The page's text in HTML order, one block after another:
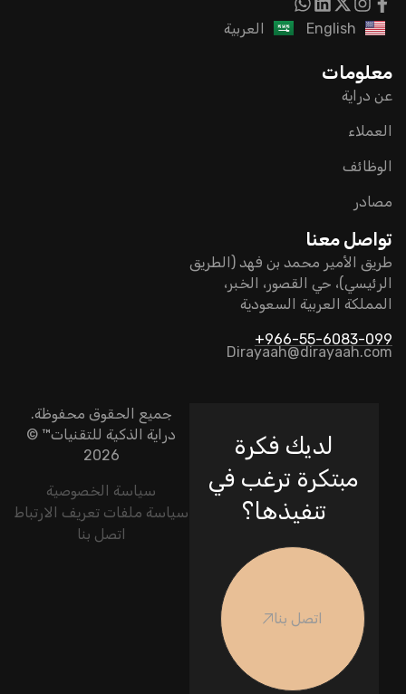
English العربية
معلومات
عن دراية
العملاء
الوظائف
مصادر
تواصل معنا
طريق الأمير محمد بن فهد (الطريق
الرئيسي)، حي القصور، الخبر،
المملكة العربية السعودية
966-55-6083-099+
Dirayaah@dirayaah.com
جميع الحقوق محفوظة.
دراية الذكية للتقنيات™ ©
2026
سياسة الخصوصية
سياسة ملفات تعريف الارتباط
اتصل بنا
لديك فكرة
مبتكرة ترغب في
تنفيذها؟
اتصل بنا